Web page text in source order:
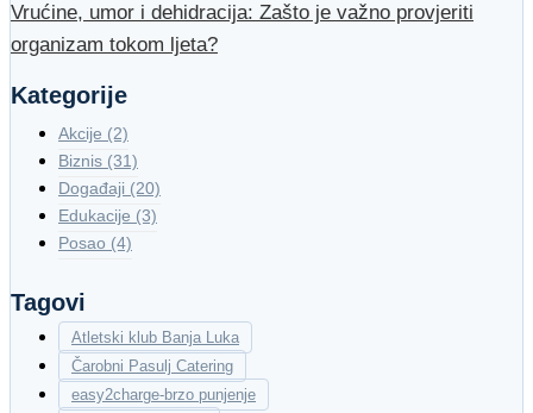
Vrućine, umor i dehidracija: Zašto je važno provjeriti
organizam tokom ljeta?
Kategorije
Akcije (2)
Biznis (31)
Događaji (20)
Edukacije (3)
Posao (4)
Tagovi
Atletski klub Banja Luka
Čarobni Pasulj Catering
easy2charge-brzo punjenje